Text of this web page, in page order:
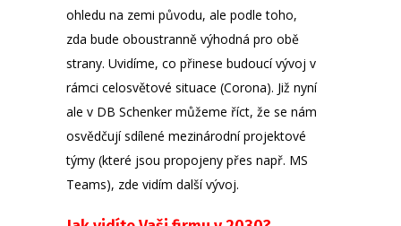
ohledu na zemi původu, ale podle toho,
zda bude oboustranně výhodná pro obě
strany. Uvidíme, co přinese budoucí vývoj v
rámci celosvětové situace (Corona). Již nyní
ale v DB Schenker můžeme říct, že se nám
osvědčují sdílené mezinárodní projektové
týmy (které jsou propojeny přes např. MS
Teams), zde vidím další vývoj.